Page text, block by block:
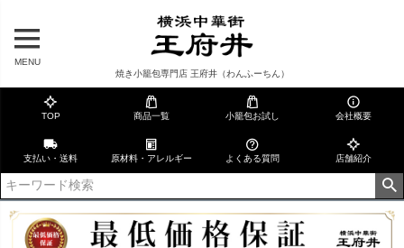
MENU
焼き小籠包専門店 王府井（わんふーちん）
TOP 商品一覧 小籠包お試し 会社概要
支払い・送料 原材料・アレルギー よくある質問 店舗紹介